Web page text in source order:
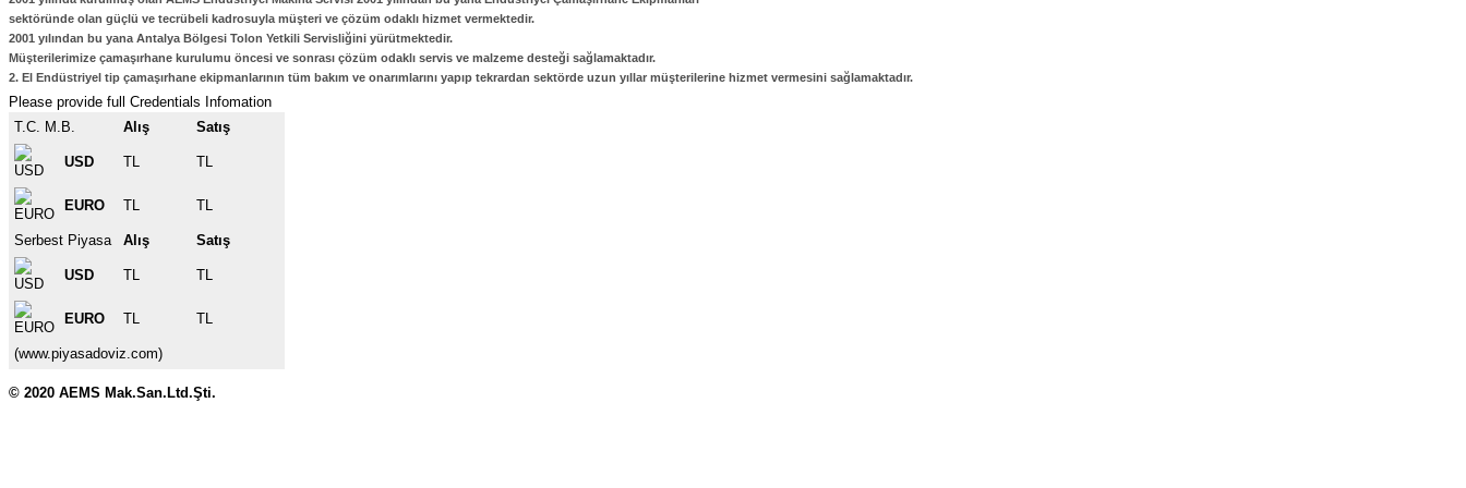
sektöründe olan güçlü ve tecrübeli kadrosuyla müşteri ve çözüm odaklı hizmet vermektedir.
2001 yılından bu yana Antalya Bölgesi Tolon Yetkili Servisliğini yürütmektedir.
Müşterilerimize çamaşırhane kurulumu öncesi ve sonrası çözüm odaklı servis ve malzeme desteği sağlamaktadır.
2. El Endüstriyel tip çamaşırhane ekipmanlarının tüm bakım ve onarımlarını yapıp tekrardan sektörde uzun yıllar müşterilerine hizmet vermesini sağlamaktadır.
Please provide full Credentials Infomation
T.C. M.B.
Alış Satış
USD TL TL
EURO TL TL
Serbest Piyasa Alış Satış
USD TL TL
EURO TL TL
(www.piyasadoviz.com)
© 2020 AEMS Mak.San.Ltd.Şti.